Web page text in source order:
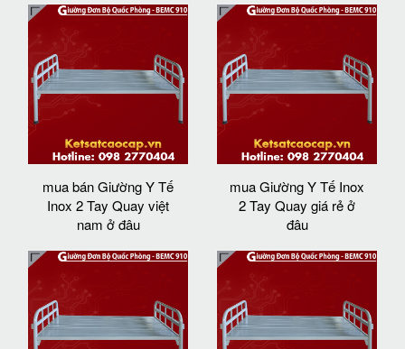
mua bán Giường Y Tế
Inox 2 Tay Quay việt
nam ở đâu
mua Giường Y Tế Inox
2 Tay Quay giá rẻ ở
đâu